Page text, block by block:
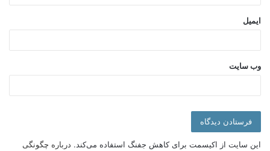
ایمیل
وب‌ سایت
این سایت از اکیسمت برای کاهش جفنگ استفاده می‌کند. درباره چگونگی